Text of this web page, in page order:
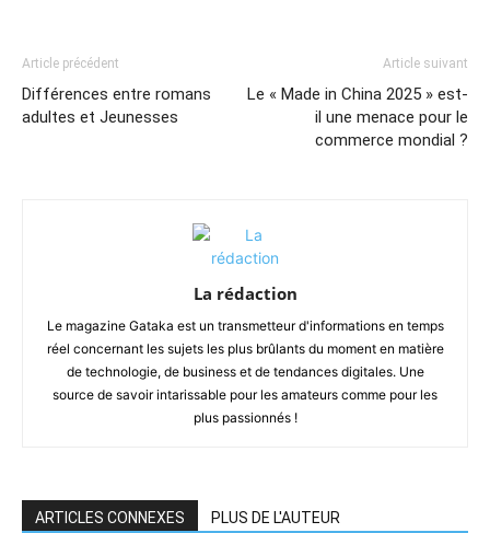
Article précédent
Différences entre romans
adultes et Jeunesses
Article suivant
Le « Made in China 2025 » est-
il une menace pour le
commerce mondial ?
La rédaction
Le magazine Gataka est un transmetteur d'informations en temps
réel concernant les sujets les plus brûlants du moment en matière
de technologie, de business et de tendances digitales. Une
source de savoir intarissable pour les amateurs comme pour les
plus passionnés !
ARTICLES CONNEXES PLUS DE L'AUTEUR